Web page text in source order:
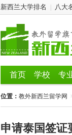
新西兰大学排名 八大
首页 学校 专
位置： 教外新西兰留学网
申请泰国签证